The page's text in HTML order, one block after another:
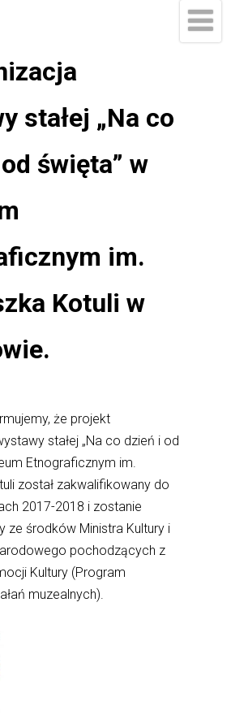
stałej „Na co
święta” w
im.
Kotuli w
że projekt
stałej „Na co dzień i od
Etnograficznym im.
został zakwalifikowany do
2017-2018 i zostanie
ze środków Ministra Kultury i
pochodzących z
Kultury (Program
muzealnych).